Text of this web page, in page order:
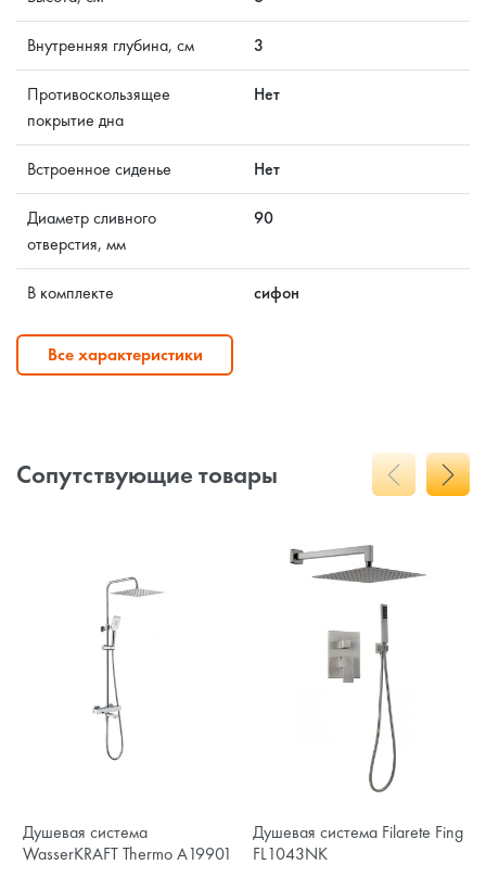
Внутренняя глубина, см 3
Противоскользящее
покрытие дна
Нет
Встроенное сиденье Нет
Диаметр сливного
отверстия, мм
90
В комплекте сифон
Все характеристики
Сопутствующие товары
Душевая система
WasserKRAFT Thermo A19901
Душевая система Filarete Fing
FL1043NK